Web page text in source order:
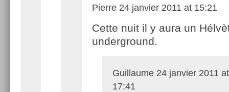
Pierre 24 janvier 2011 at 15:21
Cette nuit il y aura un
underground.
Guillaume 24 janvier 2011 at
17:41